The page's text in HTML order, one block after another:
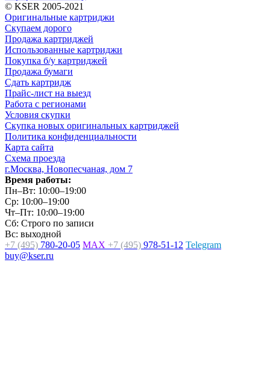
© KSER 2005-2021
Оригинальные картриджи
Скупаем дорого
Продажа картриджей
Использованные картриджи
Покупка б/у картриджей
Продажа бумаги
Сдать картридж
Прайс-лист на выезд
Работа с регионами
Условия скупки
Скупка новых оригинальных картриджей
Политика конфиденциальности
Карта сайта
Схема проезда
г.Москва, Новопесчаная, дом 7
Время работы:
Пн–Вт: 10:00–19:00
Ср: 10:00–19:00
Чт–Пт: 10:00–19:00
Сб: Строго по записи
Вс: выходной
+7 (495) 780-20-05 MAX +7 (495) 978-51-12 Telegram
buy@kser.ru